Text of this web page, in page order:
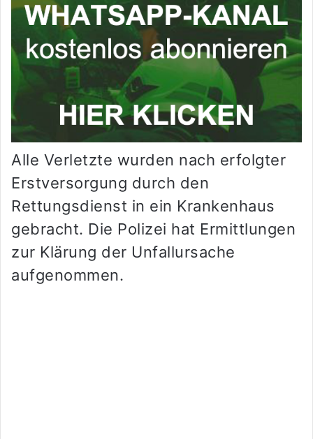
Alle Verletzte wurden nach erfolgter
Erstversorgung durch den
Rettungsdienst in ein Krankenhaus
gebracht. Die Polizei hat Ermittlungen
zur Klärung der Unfallursache
aufgenommen.